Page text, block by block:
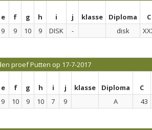
e f g h i j klasse Diploma
C
9 9 10 9 DISK - disk
proef Putten op 17-7-2017
e f g h i j klasse Diploma
C
9 10 9 10 7 9 A 43